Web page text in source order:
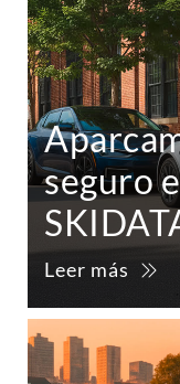
seguro
Leer más